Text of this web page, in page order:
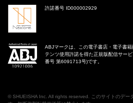
許諾番号 ID000002929
ABJマークは、この電子書店・電子書
テンツ使用許諾を得た正規版配信サー
番号 第6091713号)です。
© SHUEISHA Inc . All rights reserved. このサイトのデー